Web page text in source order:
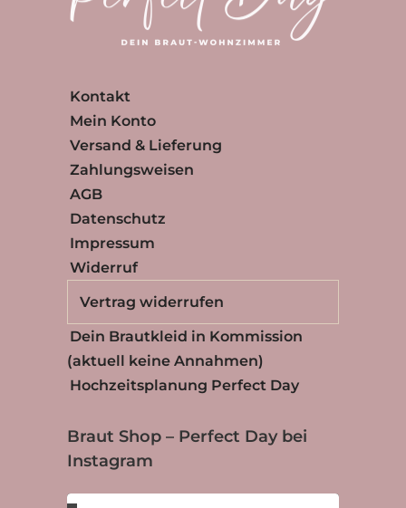
Kontakt
Mein Konto
Versand & Lieferung
Zahlungsweisen
AGB
Datenschutz
Impressum
Widerruf
Vertrag widerrufen
Dein Brautkleid in Kommission
(aktuell keine Annahmen)
Hochzeitsplanung Perfect Day
Braut Shop – Perfect Day bei
Instagram